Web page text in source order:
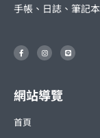
手帳、日誌、筆記本
F
a
c
o
k
-
I
n
s
r
a
m
L
i
n
網站導覽
首頁